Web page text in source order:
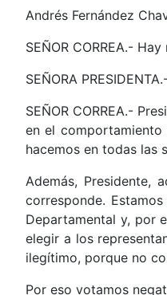
Andrés Fernández
SEÑOR CORREA.-
SEÑORA
SEÑOR CORREA.-
en el
hacemos en todas las
Además,
corresponde.
Departamental y, por
elegir a los
ilegítimo, porque no
Por eso votamos